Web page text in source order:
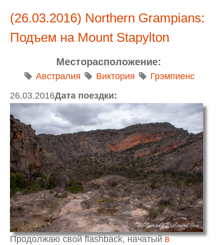
(26.03.2016) Northern Grampians:
Подъем на Mount Stapylton
Месторасположение:
Австралия Виктория
Грэмпиенс
Дата поездки:
26.03.2016
Продолжаю свой flashback, начатыйв